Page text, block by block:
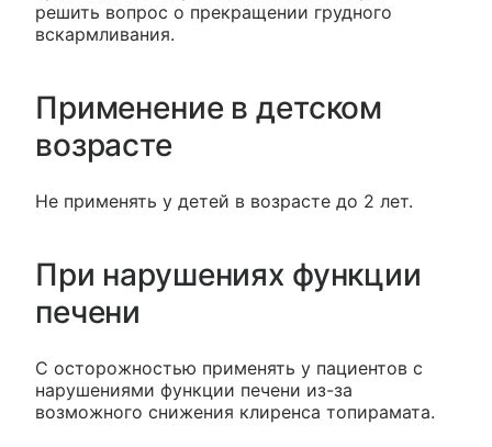
решить вопрос о прекращении грудного
вскармливания.
Применение в детском
возрасте
Не применять у детей в возрасте до 2 лет.
При нарушениях функции
печени
С осторожностью применять у пациентов с
нарушениями функции печени из-за
возможного снижения клиренса топирамата.